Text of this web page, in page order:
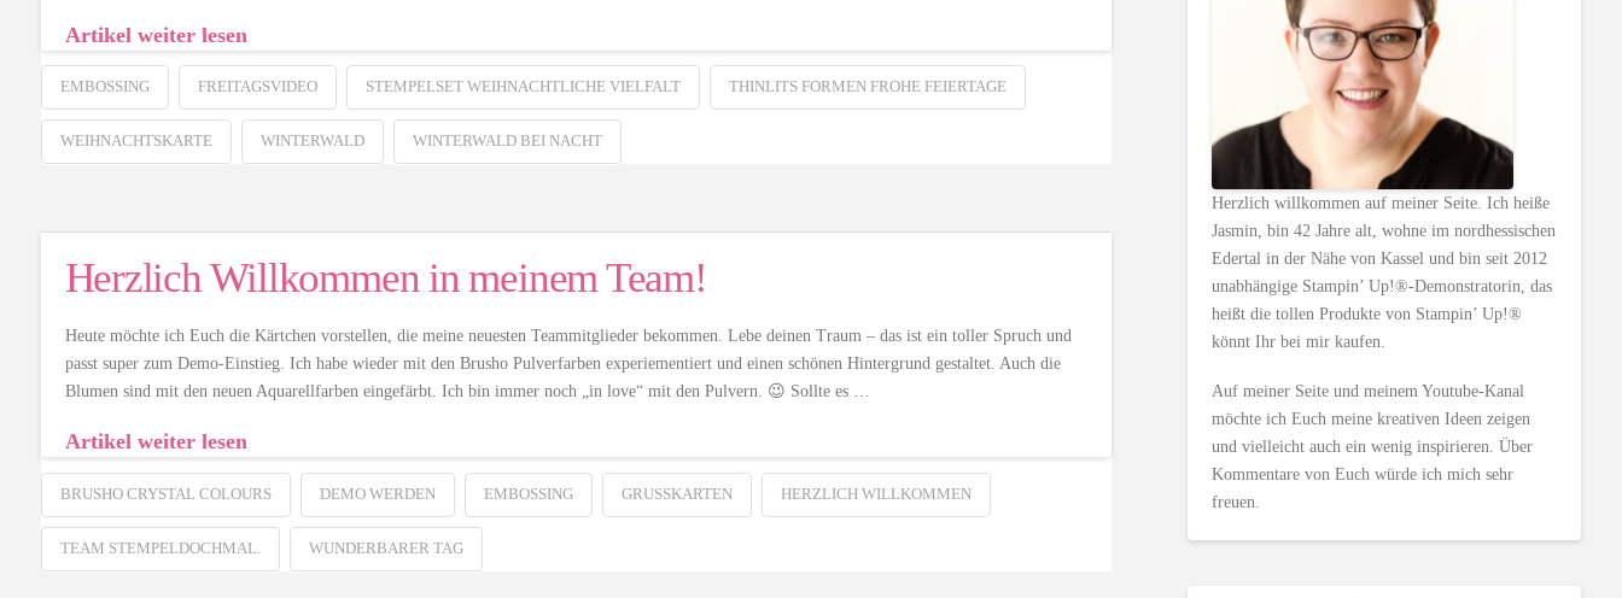
Artikel weiter lesen
EMBOSSING FREITAGSVIDEO STEMPELSET WEIHNACHTLICHE VIELFALT THINLITS FORMEN FROHE FEIERTAGE
WEIHNACHTSKARTE WINTERWALD WINTERWALD BEI NACHT
Herzlich Willkommen in meinem Team!
Heute möchte ich Euch die Kärtchen vorstellen, die meine neuesten Teammitglieder bekommen. Lebe deinen Traum – das ist ein toller Spruch und
passt super zum Demo-Einstieg. Ich habe wieder mit den Brusho Pulverfarben experiementiert und einen schönen Hintergrund gestaltet. Auch die
Blumen sind mit den neuen Aquarellfarben eingefärbt. Ich bin immer noch „in love“ mit den Pulvern. 😉 Sollte es …
Artikel weiter lesen
BRUSHO CRYSTAL COLOURS DEMO WERDEN EMBOSSING GRUSSKARTEN HERZLICH WILLKOMMEN
TEAM STEMPELDOCHMAL. WUNDERBARER TAG
Herzlich willkommen auf meiner Seite. Ich heiße
Jasmin, bin 42 Jahre alt, wohne im nordhessischen
Edertal in der Nähe von Kassel und bin seit 2012
unabhängige Stampin’ Up!®-Demonstratorin, das
heißt die tollen Produkte von Stampin’ Up!®
könnt Ihr bei mir kaufen.
Auf meiner Seite und meinem Youtube-Kanal
möchte ich Euch meine kreativen Ideen zeigen
und vielleicht auch ein wenig inspirieren. Über
Kommentare von Euch würde ich mich sehr
freuen.